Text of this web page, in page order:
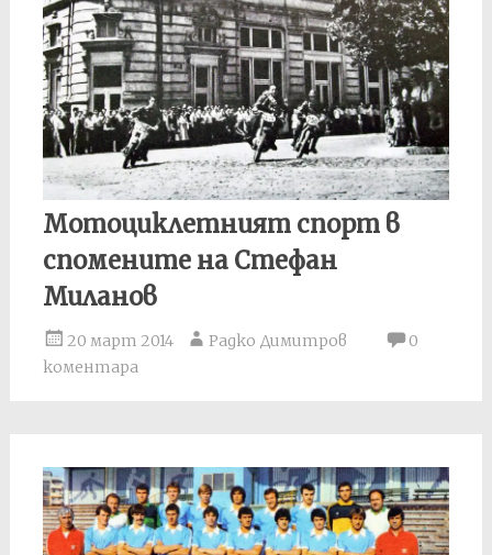
Мотоциклетният спорт в
спомените на Стефан
Миланов
20 март 2014 Радко Димитров
0
коментара